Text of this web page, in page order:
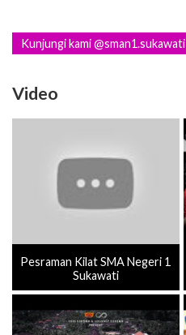
Kunjungi kami @sman1.sukawati
Video
Pesraman Kilat SMA Negeri 1
Sukawati